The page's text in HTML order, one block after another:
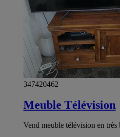
347420462
Meuble Télévision
Vend meuble télévision en